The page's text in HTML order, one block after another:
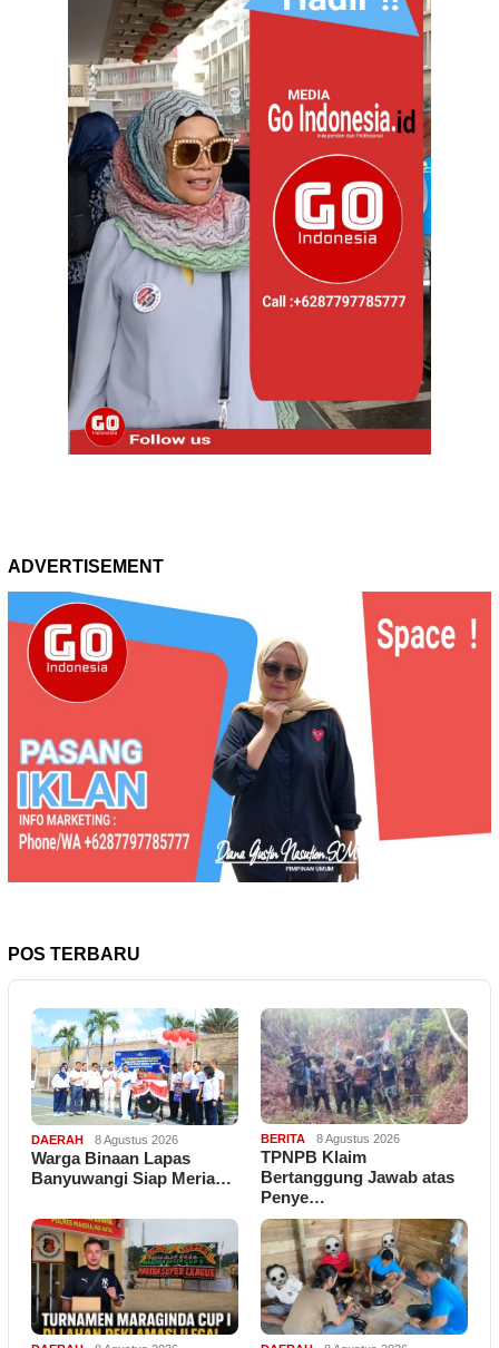
ADVERTISEMENT
POS TERBARU
DAERAH 8 Agustus 2026
Warga Binaan Lapas
Banyuwangi Siap Meria…
BERITA 8 Agustus 2026
TPNPB Klaim
Bertanggung Jawab atas
Penye…